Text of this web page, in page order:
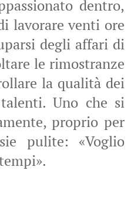
dentro,
lavorare venti ore
degli affari di
le rimostranze
la qualità dei
Uno che si
proprio per
pulite: «Voglio